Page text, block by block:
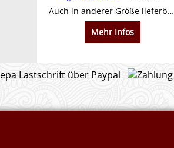
Auch in anderer Größe lieferbar.
Mehr Infos